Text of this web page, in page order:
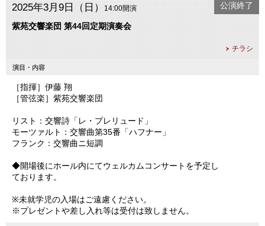
2025年3月9日（日）14:00開演
紫苑交響楽団 第44回定期演奏会
チラシ
公演終了
演目・内容
［指揮］伊藤 翔
［管弦楽］紫苑交響楽団
リスト：交響詩「レ・プレリュード」
モーツァルト：交響曲第35番「ハフナー」
フランク：交響曲ニ短調
◆開場後にホール内にてウェルカムコンサートを予定し
ております。
※未就学児の入場はご遠慮ください。
※プレゼントや差し入れ等は受付は致しません。